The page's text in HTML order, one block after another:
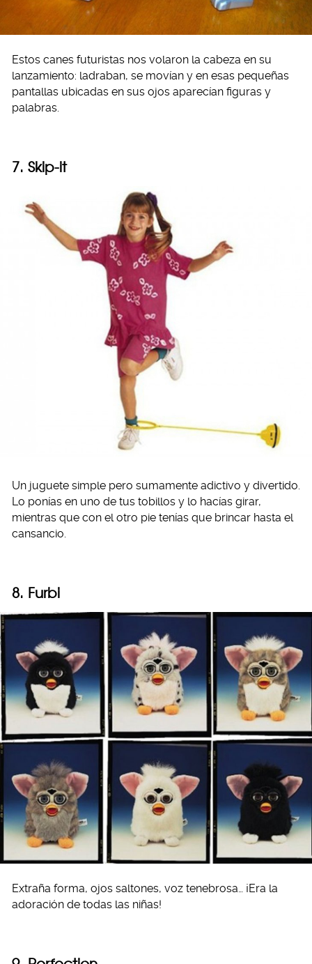
Estos canes futuristas nos volaron la cabeza en su
lanzamiento: ladraban, se movían y en esas pequeñas
pantallas ubicadas en sus ojos aparecían figuras y
palabras.
7. Skip-it
Un juguete simple pero sumamente adictivo y divertido.
Lo ponías en uno de tus tobillos y lo hacías girar,
mientras que con el otro pie tenías que brincar hasta el
cansancio.
8. Furbi
Extraña forma, ojos saltones, voz tenebrosa… ¡Era la
adoración de todas las niñas!